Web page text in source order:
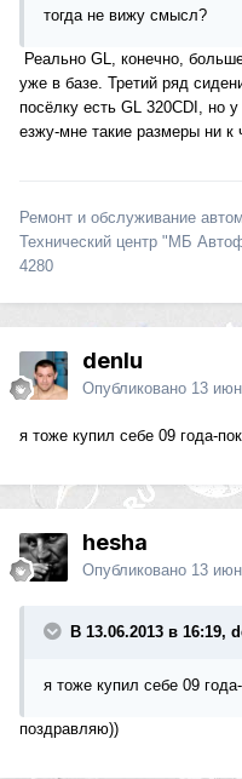
тогда не вижу смысл?
Реально GL, конечно,
уже в базе. Третий ряд
посёлку есть GL 320CDI, но
езжу-мне такие размеры ни к
Ремонт и обслуживание
Технический центр "МБ
4280
denlu
Опубликовано 13
я тоже купил себе 09 года-
hesha
Опубликовано 13
В 13.06.2013 в 16:19,
я тоже купил себе 09
поздравляю))